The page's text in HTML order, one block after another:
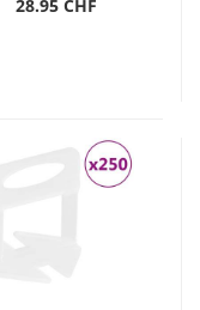
28.95 CHF